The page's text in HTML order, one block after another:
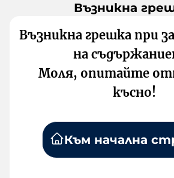
Възникна
Възникна грешка при
на
Моля, опитайте
късно!
Към начална